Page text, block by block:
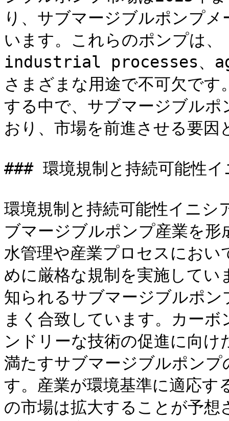
り、サブマージブルポンプ
います。これらのポンプ
industrial processes
さまざまな用途で不可欠で
する中で、サブマージブル
おり、市場を前進させる要因
### 環境規制と持続可能性イ
環境規制と持続可能性イニシ
ブマージブルポンプ産業を
水管理や産業プロセスにお
めに厳格な規制を実施して
知られるサブマージブルポ
まく合致しています。カー
ンドリーな技術の促進に向
満たすサブマージブルポン
す。産業が環境基準に適応
の市場は拡大することが予